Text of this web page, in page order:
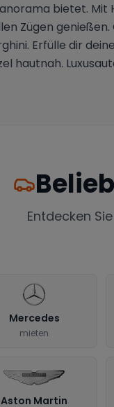
bietet.
Zügen
Erfülle dir
hautnah.
Entdecken
Mercedes
mieten
Aston Martin